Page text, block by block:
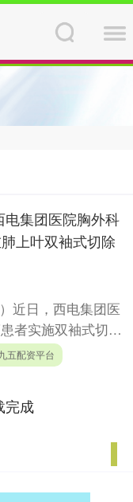
集团医院胸外科
上叶双袖式切除
近日，西电集团医
者实施双袖式切除
康复出院。这一突
五配资平台
完成